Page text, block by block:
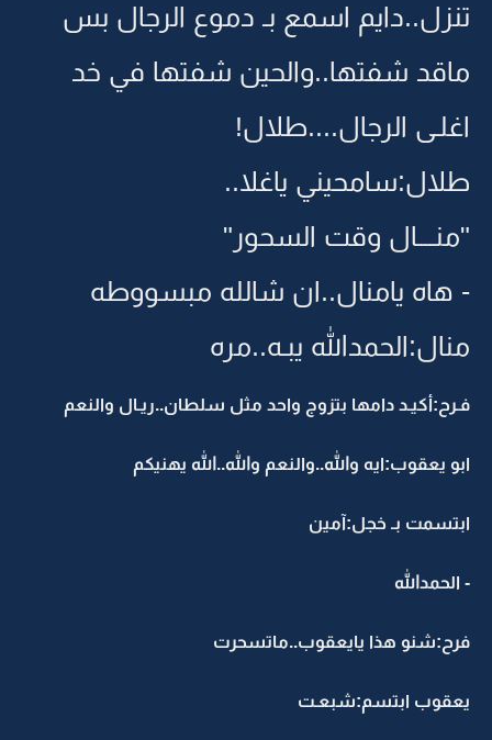
تنزل..دايم اسمع بـ دموع الرجال بس
ماقد شفتها..والحين شفتها في خد
اغلـى الرجال....طلال!
طلال:سامحيني ياغلا..
"منــــال وقت السحور"
- هاه يامنال..ان شالله مبسووطه
منال:الحمدالله يبـه..مره
فـرح:أكيـد دامها بتزوج واحد مثل سلطان..ريـال والنعم
ابو يعقوب:ايه والله..والنعم والله..الله يهنيكم
ابتسمت بـ خجل:آمين
- الحمدالله
فرح:شنو هذا يايعقوب..ماتسحرت
يعقوب ابتسم:شبعـت